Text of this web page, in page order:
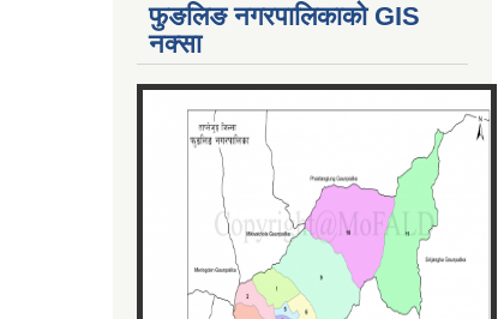
फुङलिङ नगरपालिकाको GIS
नक्सा